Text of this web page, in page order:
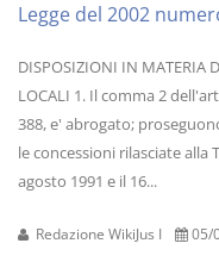
Legge del 2002
DISPOSIZIONI IN MATERIA
LOCALI 1. Il comma 2
388, e' abrogato;
le concessioni rilasciate alla
agosto 1991 e il 16...
Redazione WikiJus I 05/